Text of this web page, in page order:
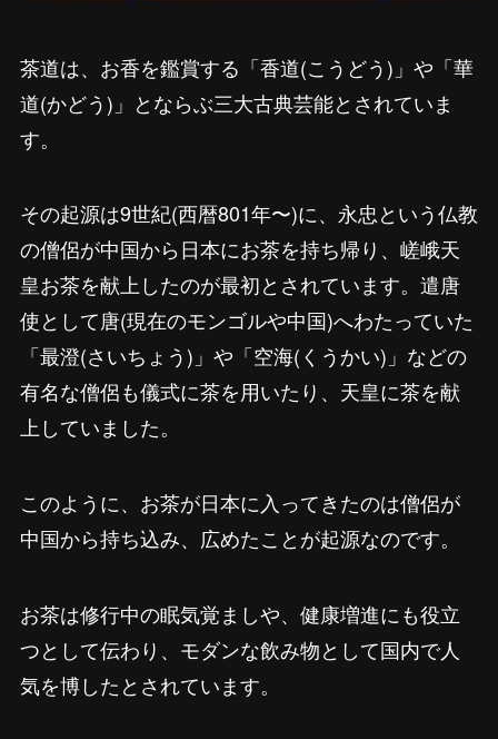
茶道は、お香を鑑賞する「香道(こうどう)」や「華
道(かどう)」とならぶ三大古典芸能とされていま
す。
その起源は9世紀(西暦801年〜)に、永忠という仏教
の僧侶が中国から日本にお茶を持ち帰り、嵯峨天
皇お茶を献上したのが最初とされています。遣唐
使として唐(現在のモンゴルや中国)へわたっていた
「最澄(さいちょう)」や「空海(くうかい)」などの
有名な僧侶も儀式に茶を用いたり、天皇に茶を献
上していました。
このように、お茶が日本に入ってきたのは僧侶が
中国から持ち込み、広めたことが起源なのです。
お茶は修行中の眠気覚ましや、健康増進にも役立
つとして伝わり、モダンな飲み物として国内で人
気を博したとされています。